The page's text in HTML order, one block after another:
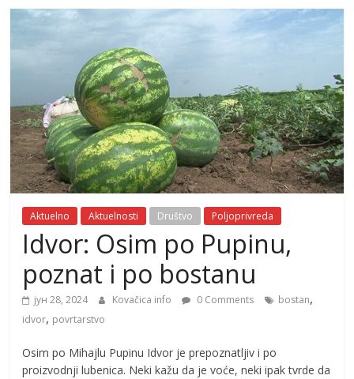
Aktuelno Aktuelnosti Društvo Poljoprivreda
Idvor: Osim po Pupinu,
poznat i po bostanu
јун 28, 2024 Kovačica info 0 Comments bostan,
idvor, povrtarstvo
Osim po Mihajlu Pupinu Idvor je prepoznatljiv i po
proizvodnji lubenica. Neki kažu da je voće, neki ipak tvrde da